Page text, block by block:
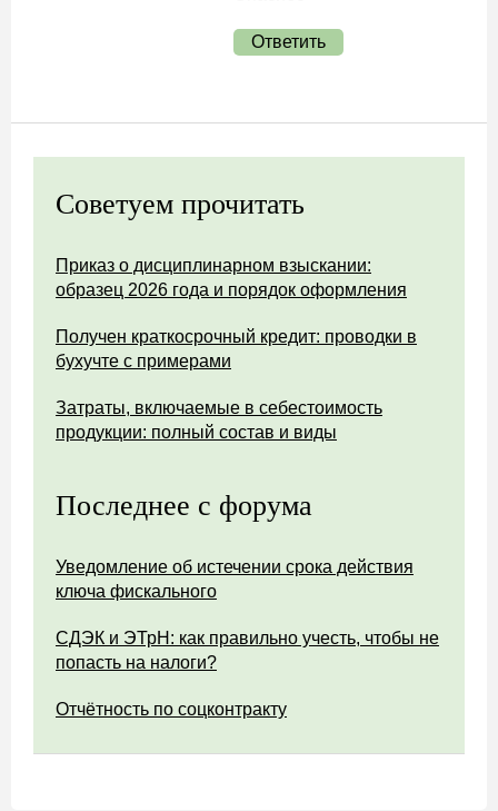
Ответить
Советуем прочитать
Приказ о дисциплинарном взыскании:
образец 2026 года и порядок оформления
Получен краткосрочный кредит: проводки в
бухучте с примерами
Затраты, включаемые в себестоимость
продукции: полный состав и виды
Последнее с форума
Уведомление об истечении срока действия
ключа фискального
СДЭК и ЭТрН: как правильно учесть, чтобы не
попасть на налоги?
Отчётность по соцконтракту